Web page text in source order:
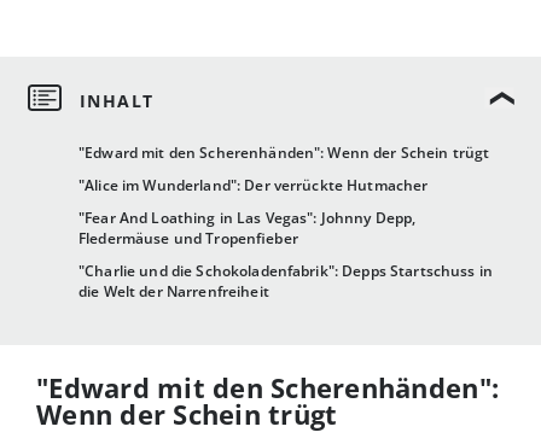
"Edward mit den Scherenhänden": Wenn der Schein trügt
"Alice im Wunderland": Der verrückte Hutmacher
"Fear And Loathing in Las Vegas": Johnny Depp,
Fledermäuse und Tropenfieber
"Charlie und die Schokoladenfabrik": Depps Startschuss in
die Welt der Narrenfreiheit
"Edward mit den Scherenhänden":
Wenn der Schein trügt